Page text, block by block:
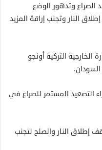
الصراع وتدهور الوضع
النار وتجنب إراقة المزيد
التركية أونجو
التصعيد المستمر للصراع في
إطلاق النار والصلح لتجنب